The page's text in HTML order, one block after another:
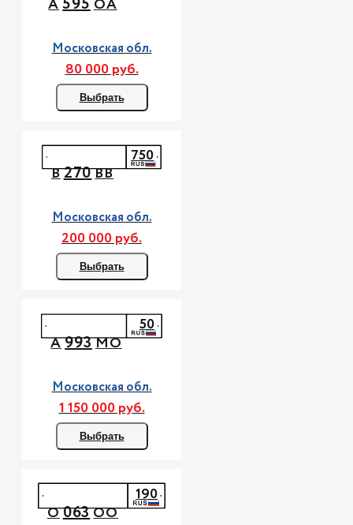
А ОА
Московская обл.
80 000 руб.
Выбрать
В270ВВ
750
Московская обл.
200 000 руб.
Выбрать
А993МО
50
Московская обл.
1 150 000 руб.
Выбрать
О063ОО
190